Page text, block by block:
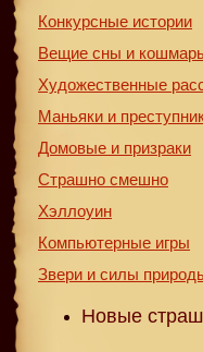
Конкурсные истории
Вещие сны и
Художественные
Маньяки и
Домовые и призраки
Страшно смешно
Хэллоуин
Компьютерные игры
Звери и силы
Новые